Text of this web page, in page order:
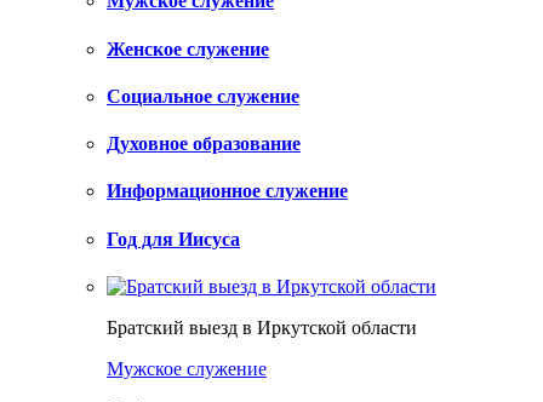
Женское служение
Социальное служение
Духовное образование
Информационное служение
Год для Иисуса
Братский выезд в Иркутской области
Мужское служение